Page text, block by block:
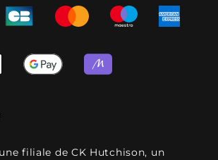
filiale de CK Hutchison, un